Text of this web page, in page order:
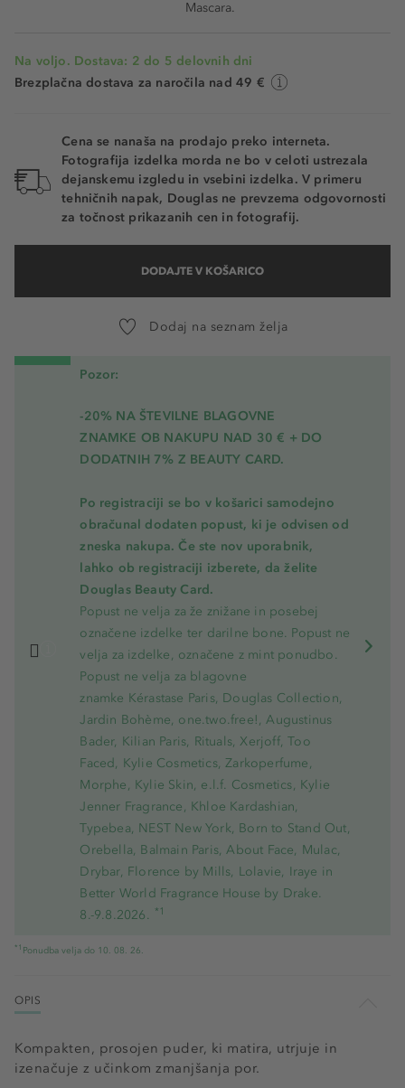
Mascara.
Na voljo. Dostava: 2 do 5 delovnih dni
Brezplačna dostava za naročila nad 49 €
Cena se nanaša na prodajo preko interneta.
Fotografija izdelka morda ne bo v celoti ustrezala
dejanskemu izgledu in vsebini izdelka. V primeru
tehničnih napak, Douglas ne prevzema odgovornosti
za točnost prikazanih cen in fotografij.
DODAJTE V KOŠARICO
Dodaj na seznam želja
Pozor:
-20% NA ŠTEVILNE BLAGOVNE
ZNAMKE OB NAKUPU NAD 30 € + DO
DODATNIH 7% Z BEAUTY CARD.
Po registraciji se bo v košarici samodejno
obračunal dodaten popust, ki je odvisen od
zneska nakupa. Če ste nov uporabnik,
lahko ob registraciji izberete, da želite
Douglas Beauty Card.
Popust ne velja za že znižane in posebej
označene izdelke ter darilne bone. Popust ne
velja za izdelke, označene z mint ponudbo.
Popust ne velja za blagovne
znamke Kérastase Paris, Douglas Collection,
Jardin Bohème, one.two.free!, Augustinus
Bader, Kilian Paris, Rituals, Xerjoff, Too
Faced, Kylie Cosmetics, Zarkoperfume,
Morphe, Kylie Skin, e.l.f. Cosmetics, Kylie
Jenner Fragrance, Khloe Kardashian,
Typebea, NEST New York, Born to Stand Out,
Orebella, Balmain Paris, About Face, Mulac,
Drybar, Florence by Mills, Lolavie, Iraye in
Better World Fragrance House by Drake.
8.-9.8.2026. *1
*1 Ponudba velja do 10. 08. 26.
OPIS
Kompakten, prosojen puder, ki matira, utrjuje in
izenačuje z učinkom zmanjšanja por.